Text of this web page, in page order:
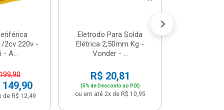
2cv 220v -
- A...
149,90
de R$ 12,49
Eletrodo Para Solda
Elétrica 2,50mm Kg -
Vonder - ...
R$ 20,81
(5% de Desconto no PIX)
ou em até 2x de R$ 10,95